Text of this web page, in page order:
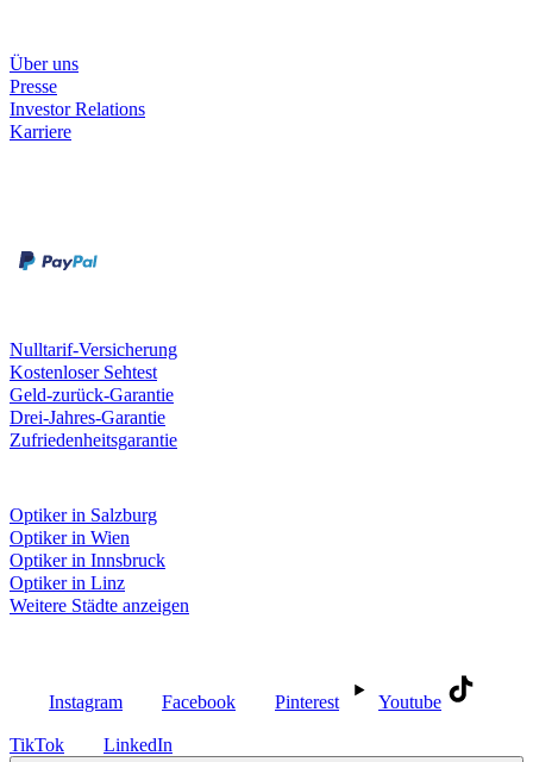
Über uns
Presse
Investor Relations
Karriere
Nulltarif-Versicherung
Kostenloser Sehtest
Geld-zurück-Garantie
Drei-Jahres-Garantie
Zufriedenheitsgarantie
Optiker in Salzburg
Optiker in Wien
Optiker in Innsbruck
Optiker in Linz
Weitere Städte anzeigen
Instagram Facebook Pinterest Youtube
TikTok LinkedIn